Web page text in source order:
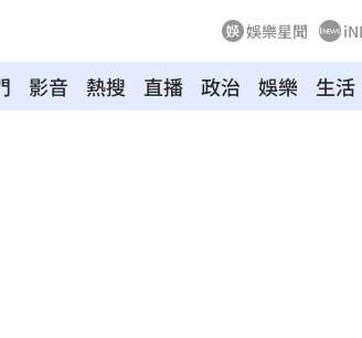
娛樂星聞
影音 熱搜 直播 政治 娛樂 生活